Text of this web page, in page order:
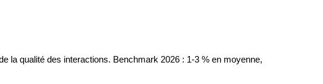
la qualité des interactions. Benchmark 2026 : 1-3 % en moyenne,